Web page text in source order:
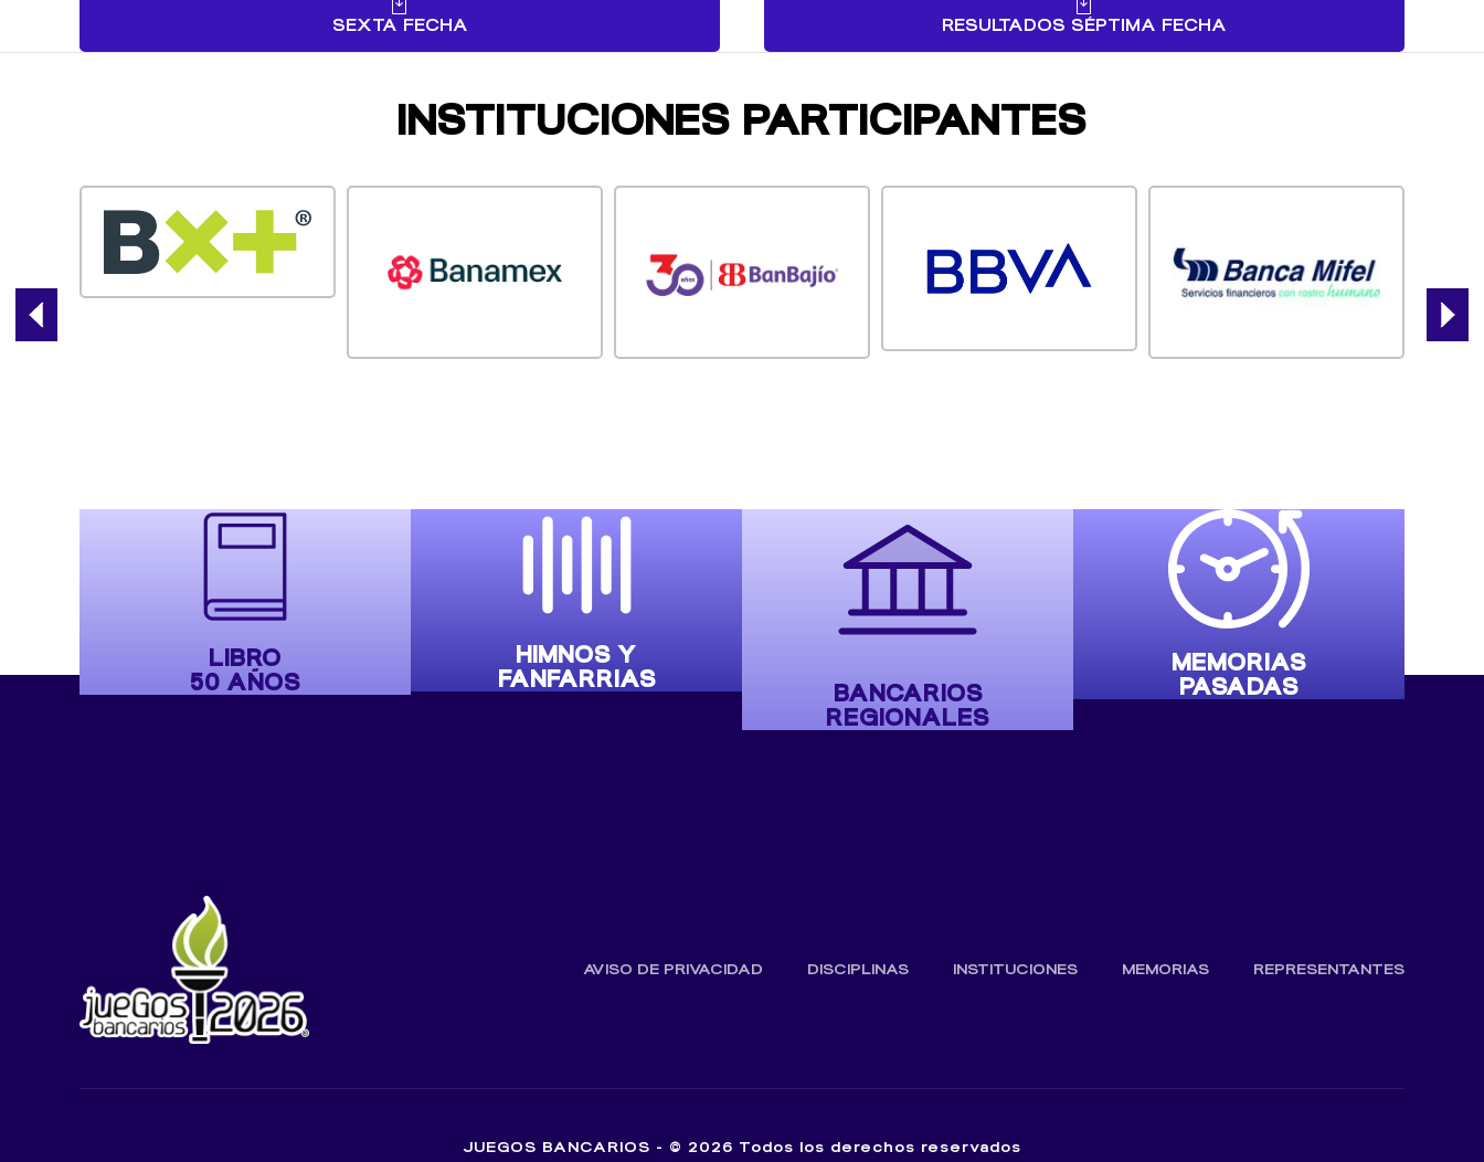
SEXTA FECHA RESULTADOS SÉPTIMA FECHA
INSTITUCIONES PARTICIPANTES
LIBRO
50 AÑOS
HIMNOS Y
FANFARRIAS
BANCARIOS
REGIONALES
MEMORIAS
PASADAS
AVISO DE PRIVACIDAD DISCIPLINAS INSTITUCIONES MEMORIAS REPRESENTANTES
JUEGOS BANCARIOS - © 2026 Todos los derechos reservados